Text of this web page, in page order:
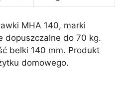
MHA 140, marki
dopuszczalne do 70 kg.
belki 140 mm. Produkt
domowego.